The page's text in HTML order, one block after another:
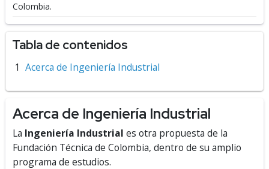
Colombia.
Tabla de contenidos
Acerca de Ingeniería Industrial
Acerca de Ingeniería Industrial
La Ingeniería Industrial es otra propuesta de la
Fundación Técnica de Colombia, dentro de su amplio
programa de estudios.